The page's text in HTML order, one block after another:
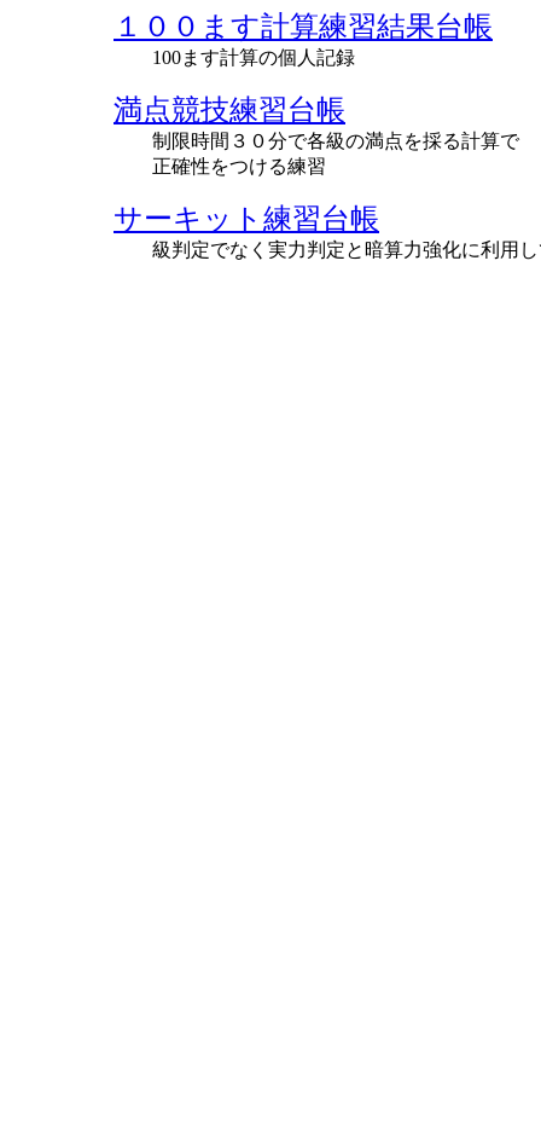
１００ます計算練習結果台帳
100ます計算の個人記録
満点競技練習台帳
制限時間３０分で各級の満点を採る計算で
正確性をつける練習
サーキット練習台帳
級判定でなく実力判定と暗算力強化に利用し